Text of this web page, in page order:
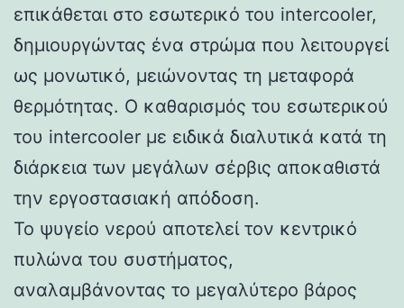
επικάθεται στο εσωτερικό του intercooler,
δημιουργώντας ένα στρώμα που λειτουργεί
ως μονωτικό, μειώνοντας τη μεταφορά
θερμότητας. Ο καθαρισμός του εσωτερικού
του intercooler με ειδικά διαλυτικά κατά τη
διάρκεια των μεγάλων σέρβις αποκαθιστά
την εργοστασιακή απόδοση.
Το ψυγείο νερού αποτελεί τον κεντρικό
πυλώνα του συστήματος,
αναλαμβάνοντας το μεγαλύτερο βάρος